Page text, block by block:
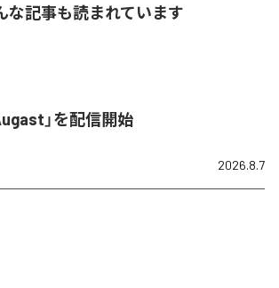
な記事も読まれています
」を配信開始
2026.8.7